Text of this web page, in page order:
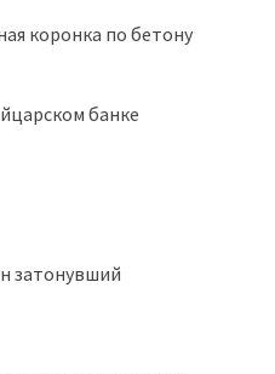
коронка по бетону
банке
затонувший